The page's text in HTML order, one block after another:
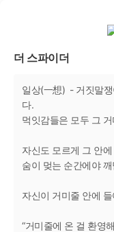
더 스파이더
일상(一想) - 거짓말
다.
먹잇감들은 모두 그
자신도 모르게 그 안
숨이 멎는 순간에야
자신이 거미줄 안에
“거미줄에 온 걸 환영